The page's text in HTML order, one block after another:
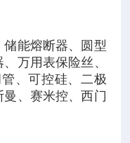
能熔断器、圆型
万用表保险丝、
、可控硅、二极
、赛米控、西门